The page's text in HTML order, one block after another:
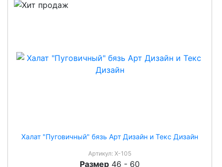
Халат "Пуговичный" бязь Арт Дизайн и Текс Дизайн
Артикул: Х-105
Размер 46 - 60